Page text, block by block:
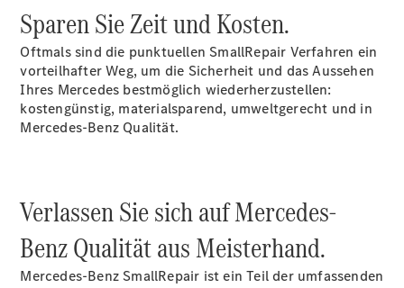
EU-
Reifenlabel
Transporter-
Service
Übersicht
Unfallreparaturen
Rücknahme
Sparen Sie Zeit und Kosten.
Oftmals sind die punktuellen SmallRepair Verfahren ein
vorteilhafter Weg, um die Sicherheit und das Aussehen
Ihres Mercedes bestmöglich wiederherzustellen:
kostengünstig, materialsparend, umweltgerecht und in
Mercedes-Benz Qualität.
Verlassen Sie sich auf Mercedes-
Benz Qualität aus Meisterhand.
Mercedes-Benz SmallRepair ist ein Teil der umfassenden